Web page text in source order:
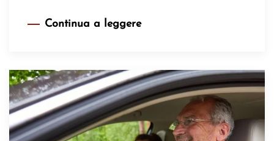
Continua a leggere